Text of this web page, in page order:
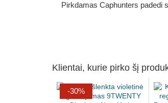
Pirkdamas Caphunters padedi
Klientai, kurie pirko šį
-30%